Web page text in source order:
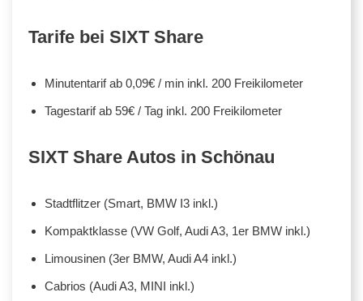
Tarife bei SIXT Share
Minutentarif ab 0,09€ / min inkl. 200 Freikilometer
Tagestarif ab 59€ / Tag inkl. 200 Freikilometer
SIXT Share Autos in Schönau
Stadtflitzer (Smart, BMW I3 inkl.)
Kompaktklasse (VW Golf, Audi A3, 1er BMW inkl.)
Limousinen (3er BMW, Audi A4 inkl.)
Cabrios (Audi A3, MINI inkl.)